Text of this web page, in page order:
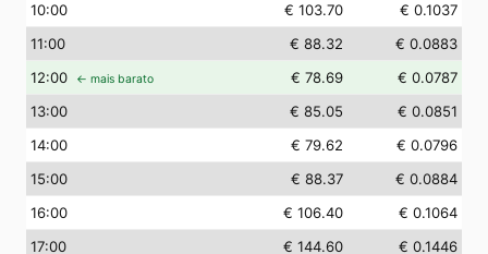
10:00 € 103.70
€ 0.1037
11:00 € 88.32
€ 0.0883
12:00 ← mais barato € 78.69
€ 0.0787
13:00 € 85.05
€ 0.0851
14:00 € 79.62
€ 0.0796
15:00 € 88.37
€ 0.0884
16:00 € 106.40
€ 0.1064
17:00 € 144.60
€ 0.1446